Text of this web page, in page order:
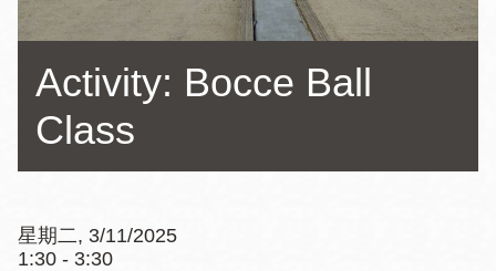
Activity: Bocce Ball
Class
星期二, 3/11/2025
1:30 - 3:30